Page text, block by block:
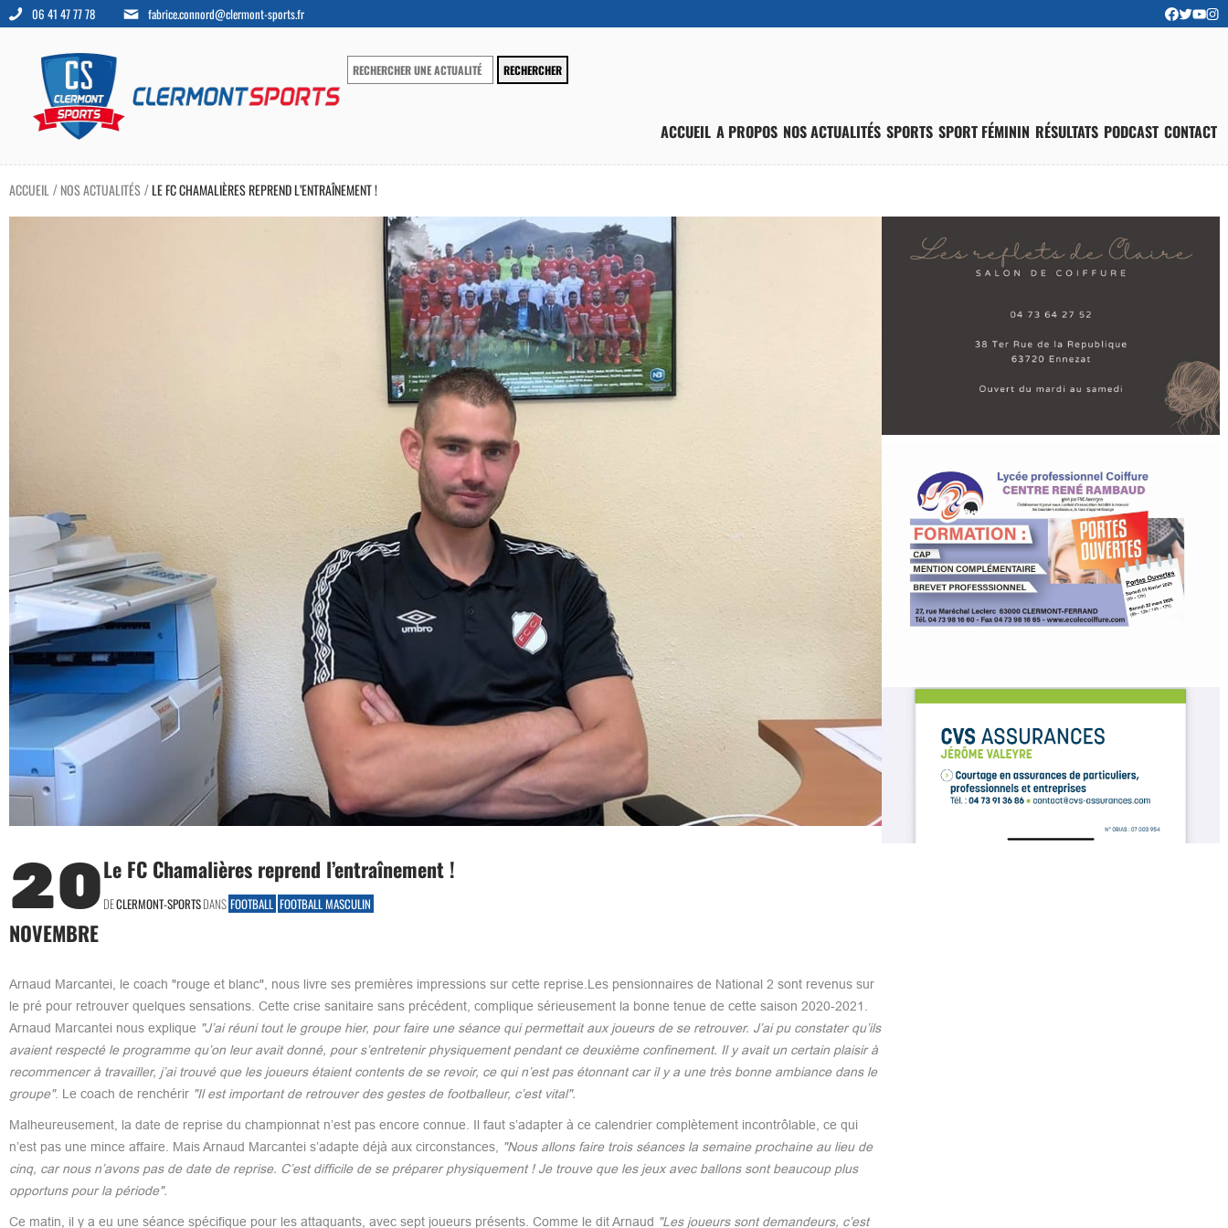
06 41 47 77 78 fabrice.connord@clermont-sports.fr
ACCUEIL A PROPOS NOS ACTUALITÉS SPORTS SPORT FÉMININ RÉSULTATS PODCAST CONTACT
ACCUEIL / NOS ACTUALITÉS/LE FC CHAMALIÈRES REPREND L’ENTRAÎNEMENT !
20
NOVEMBRE
Le FC Chamalières reprend l’entraînement !
DECLERMONT-SPORTSDANS FOOTBALL FOOTBALL MASCULIN
Arnaud Marcantei, le coach "rouge et blanc", nous livre ses premières impressions sur cette reprise.Les pensionnaires de National 2 sont revenus sur
le pré pour retrouver quelques sensations. Cette crise sanitaire sans précédent, complique sérieusement la bonne tenue de cette saison 2020-2021.
Arnaud Marcantei nous explique "J’ai réuni tout le groupe hier, pour faire une séance qui permettait aux joueurs de se retrouver. J’ai pu constater qu’ils
avaient respecté le programme qu’on leur avait donné, pour s’entretenir physiquement pendant ce deuxième confinement. Il y avait un certain plaisir à
recommencer à travailler, j’ai trouvé que les joueurs étaient contents de se revoir, ce qui n’est pas étonnant car il y a une très bonne ambiance dans le
groupe". Le coach de renchérir "Il est important de retrouver des gestes de footballeur, c’est vital".
Malheureusement, la date de reprise du championnat n’est pas encore connue. Il faut s’adapter à ce calendrier complètement incontrôlable, ce qui
n’est pas une mince affaire. Mais Arnaud Marcantei s’adapte déjà aux circonstances,
"Nous allons faire trois séances la semaine prochaine au lieu de
cinq, car nous n’avons pas de date de reprise. C’est difficile de se préparer physiquement ! Je trouve que les jeux avec ballons sont beaucoup plus
opportuns pour la période".
Ce matin, il y a eu une séance spécifique pour les attaquants, avec sept joueurs présents. Comme le dit Arnaud "Les joueurs sont demandeurs, c’est